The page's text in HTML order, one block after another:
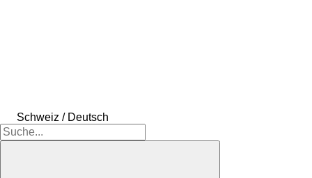
Schweiz / Deutsch